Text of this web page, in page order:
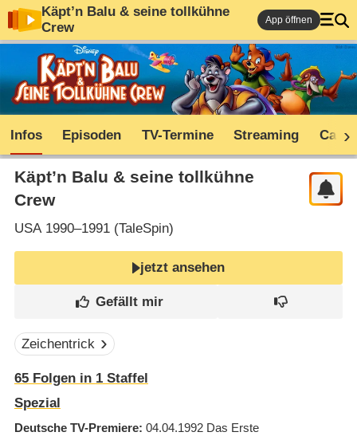
Käpt’n Balu & seine tollkühne
Crew
App öffnen
Infos Episoden TV-Termine Streaming Cast
Käpt’n Balu & seine tollkühne
Crew
USA1990–1991 (TaleSpin)
jetzt ansehen
Zeichentrick
65Folgen in 1Staffel
Spezial
Deutsche TV-Premiere 04.04.1992 Das Erste